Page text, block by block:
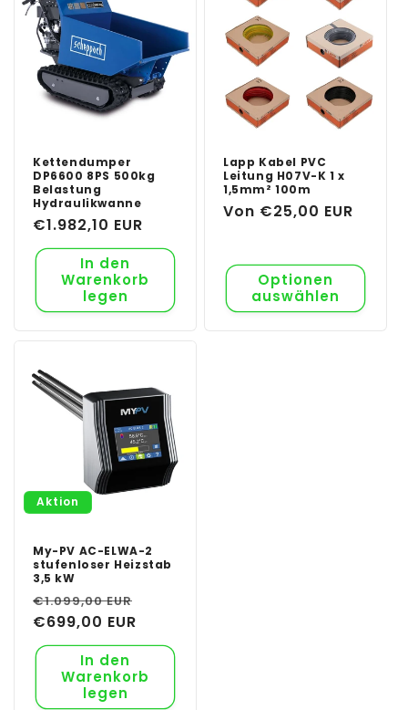
Kettendumper
DP6600 8PS 500kg
Belastung
Hydraulikwanne
Normaler
Preis
€1.982,10 EUR
In den
Warenkorb
legen
Lapp Kabel PVC
Leitung H07V-K 1 x
1,5mm² 100m
Normaler
Von €25,00 EUR
Optionen
auswählen
Aktion
My-PV AC-ELWA-2
stufenloser Heizstab
3,5 kW
Normaler
Preis
€1.099,00 EUR
€699,00 EUR
In den
Warenkorb
legen